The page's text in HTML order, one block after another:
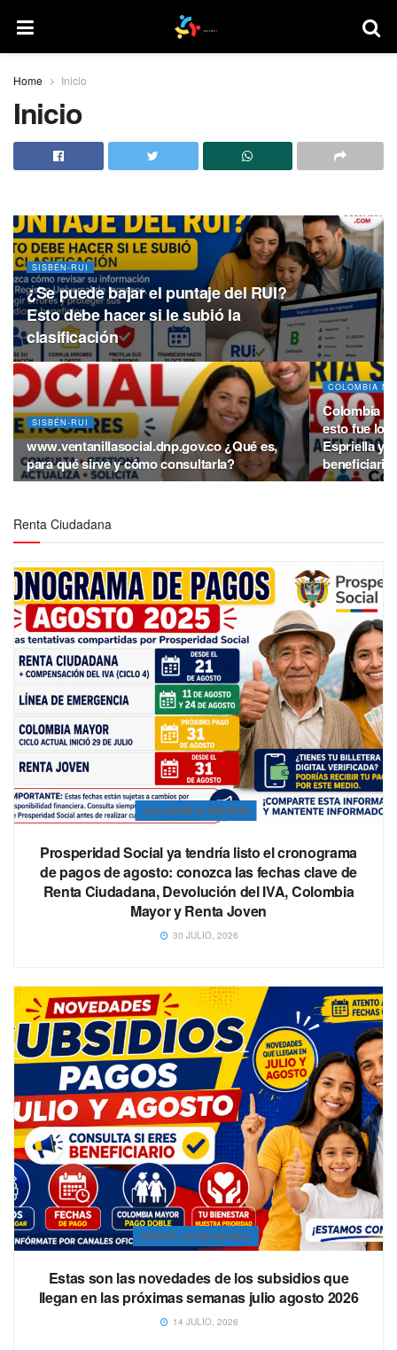
Home Inicio
Inicio
SISBÉN-RUI
¿Se puede bajar el puntaje del RUI?
Esto debe hacer si le subió la
clasificación
SISBÉN-RUI
www.ventanillasocial.dnp.gov.co ¿Qué es,
para qué sirve y cómo consultarla?
COLOMBIA
Colombia
esto fue lo
Espriella y
Renta Ciudadana
COLOMBIA MAYOR
Prosperidad Social ya tendría listo el cronograma
de pagos de agosto: conozca las fechas clave de
Renta Ciudadana, Devolución del IVA, Colombia
Mayor y Renta Joven
30 JULIO, 2026
RENTA CIUDADANA
Estas son las novedades de los subsidios que
llegan en las próximas semanas julio agosto 2026
14 JULIO, 2026